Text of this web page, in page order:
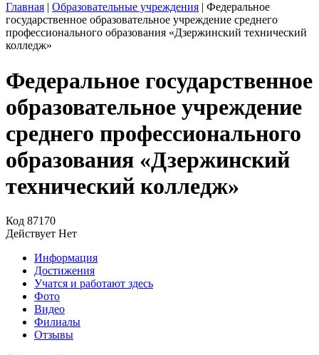
Главная | Образовательные учреждения | Федеральное
государственное образовательное учреждение среднего
профессионального образования «Дзержинский технический
колледж»
Федеральное государственное
образовательное учреждение
среднего профессионального
образования «Дзержинский
технический колледж»
Код 87170
Действует Нет
Информация
Достижения
Учатся и работают здесь
Фото
Видео
Филиалы
Отзывы